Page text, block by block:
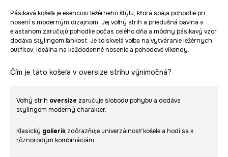
Pásikavá košeľa je esenciou ležérneho štýlu, ktorá spája pohodlie pri
nosení s moderným dizajnom. Jej voľný strih a priedušná bavlna s
elastanom zaručujú pohodlie počas celého dňa a módny pásikavý vzor
dodáva stylingom ľahkosť. Je to skvelá voľba na vytváranie ležérnych
outfitov, ideálna na každodenné nosenie a pohodové víkendy.
Čím je táto košeľa v oversize strihu výnimočná?
Voľný strih oversize zaručuje slobodu pohybu a dodáva
stylingom moderný charakter.
Klasický golierik zdôrazňuje univerzálnosť košele a hodí sa k
rôznorodým kombináciám.